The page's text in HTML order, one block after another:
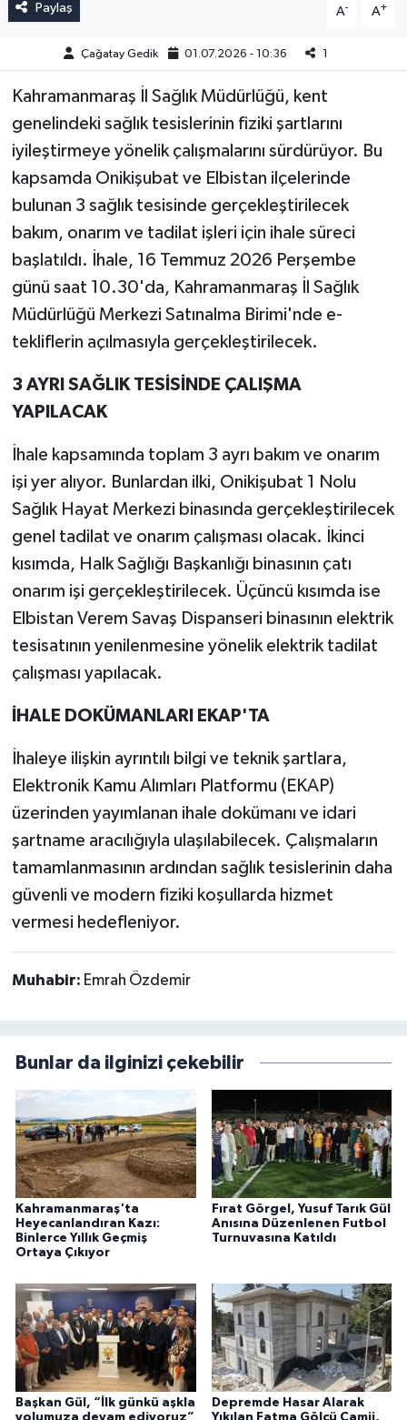
Paylaş A- A+
Çağatay Gedik 01.07.2026 - 10:36 1
Kahramanmaraş İl Sağlık Müdürlüğü, kent
genelindeki sağlık tesislerinin fiziki şartlarını
iyileştirmeye yönelik çalışmalarını sürdürüyor. Bu
kapsamda Onikişubat ve Elbistan ilçelerinde
bulunan 3 sağlık tesisinde gerçekleştirilecek
bakım, onarım ve tadilat işleri için ihale süreci
başlatıldı. İhale, 16 Temmuz 2026 Perşembe
günü saat 10.30'da, Kahramanmaraş İl Sağlık
Müdürlüğü Merkezi Satınalma Birimi'nde e-
tekliflerin açılmasıyla gerçekleştirilecek.
3 AYRI SAĞLIK TESİSİNDE ÇALIŞMA
YAPILACAK
İhale kapsamında toplam 3 ayrı bakım ve onarım
işi yer alıyor. Bunlardan ilki, Onikişubat 1 Nolu
Sağlık Hayat Merkezi binasında gerçekleştirilecek
genel tadilat ve onarım çalışması olacak. İkinci
kısımda, Halk Sağlığı Başkanlığı binasının çatı
onarım işi gerçekleştirilecek. Üçüncü kısımda ise
Elbistan Verem Savaş Dispanseri binasının elektrik
tesisatının yenilenmesine yönelik elektrik tadilat
çalışması yapılacak.
İHALE DOKÜMANLARI EKAP'TA
İhaleye ilişkin ayrıntılı bilgi ve teknik şartlara,
Elektronik Kamu Alımları Platformu (EKAP)
üzerinden yayımlanan ihale dokümanı ve idari
şartname aracılığıyla ulaşılabilecek. Çalışmaların
tamamlanmasının ardından sağlık tesislerinin daha
güvenli ve modern fiziki koşullarda hizmet
vermesi hedefleniyor.
Muhabir: Emrah Özdemir
Bunlar da ilginizi çekebilir
Kahramanmaraş'ta
Heyecanlandıran Kazı:
Binlerce Yıllık Geçmiş
Ortaya Çıkıyor
Fırat Görgel, Yusuf Tarık Gül
Anısına Düzenlenen Futbol
Turnuvasına Katıldı
Başkan Gül, “İlk günkü aşkla
yolumuza devam ediyoruz”
Depremde Hasar Alarak
Yıkılan Fatma Gölcü Camii,